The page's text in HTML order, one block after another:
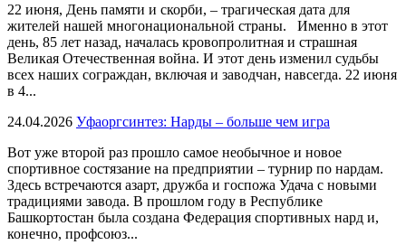
22 июня, День памяти и скорби, – трагическая дата для
жителей нашей многонациональной страны. Именно в этот
день, 85 лет назад, началась кровопролитная и страшная
Великая Отечественная война. И этот день изменил судьбы
всех наших сограждан, включая и заводчан, навсегда. 22 июня
в 4...
24.04.2026 Уфаоргсинтез: Нарды – больше чем игра
Вот уже второй раз прошло самое необычное и новое
спортивное состязание на предприятии – турнир по нардам.
Здесь встречаются азарт, дружба и госпожа Удача с новыми
традициями завода. В прошлом году в Республике
Башкортостан была создана Федерация спортивных нард и,
конечно, профсоюз...